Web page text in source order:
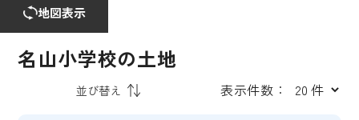
地図表示
名山小学校の土地
表示件数：